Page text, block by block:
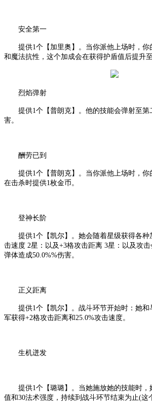
安全第一
提供1个【加里奥】。当你派他上场时，你
和魔法抗性，这个加成会在获得护盾值后提升
烈焰弹射
提供1个【普朗克】。他的技能会弹射至第
害。
酬劳已到
提供1个【普朗克】。当你派他上场时，你
在击杀时提供1枚金币。
登神长阶
提供1个【凯尔】。她会随着星级获得各种
击速度 2星：以及+3格攻击距离 3星：以及攻击
弹体造成50.0%%伤害。
正义距离
提供1个【凯尔】。战斗环节开始时：她
军获得+2格攻击距离和25.0%攻击速度。
生机迸发
提供1个【璐璐】。当她施放她的技能时，
值和30法术强度，持续到战斗环节结束为止(这